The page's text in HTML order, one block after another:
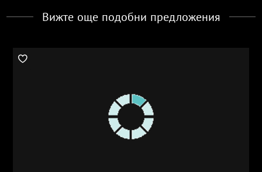
Вижте още подобни предложения